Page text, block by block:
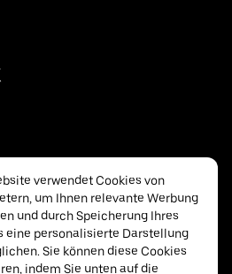
verwendet Cookies von
um Ihnen relevante Werbung
und durch Speicherung Ihres
eine personalisierte Darstellung
Sie können diese Cookies
indem Sie unten auf die